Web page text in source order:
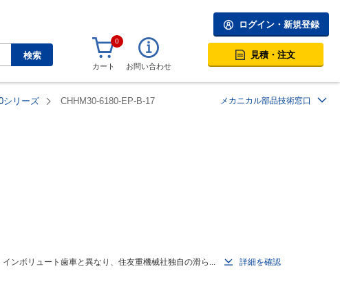
検索
ログイン・新規登録
0
カート お問い合わせ
見積・注文
シリーズ CHHM30-6180-EP-B-17 メカニカル部品技術窓口
ンボリュート歯車と異なり、住友重機械社独自の滑ら...
詳細を確認